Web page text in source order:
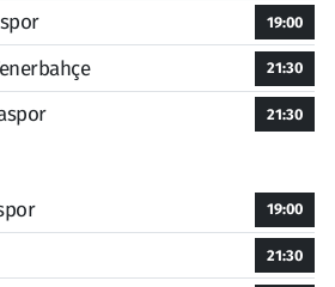
19:00
21:30
21:30
19:00
21:30